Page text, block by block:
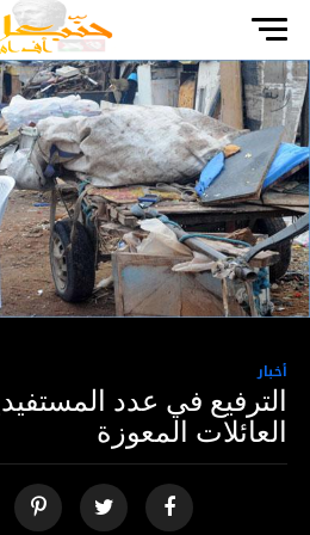
أخبار
الترفيع في عدد
العائلات المعوزة